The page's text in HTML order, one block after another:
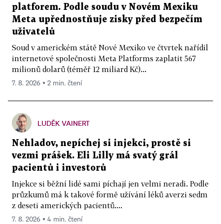
platforem. Podle soudu v Novém Mexiku
Meta upřednostňuje zisky před bezpečím
uživatelů
Soud v americkém státě Nové Mexiko ve čtvrtek nařídil
internetové společnosti Meta Platforms zaplatit 567
milionů dolarů (téměř 12 miliard Kč)...
7. 8. 2026 ▪ 2 min. čtení
LUDĚK VAINERT
Nehladov, nepíchej si injekci, prostě si
vezmi prášek. Eli Lilly má svatý grál
pacientů i investorů
Injekce si běžní lidé sami píchají jen velmi neradi. Podle
průzkumů má k takové formě užívání léků averzi sedm
z deseti amerických pacientů....
7. 8. 2026 ▪ 4 min. čtení